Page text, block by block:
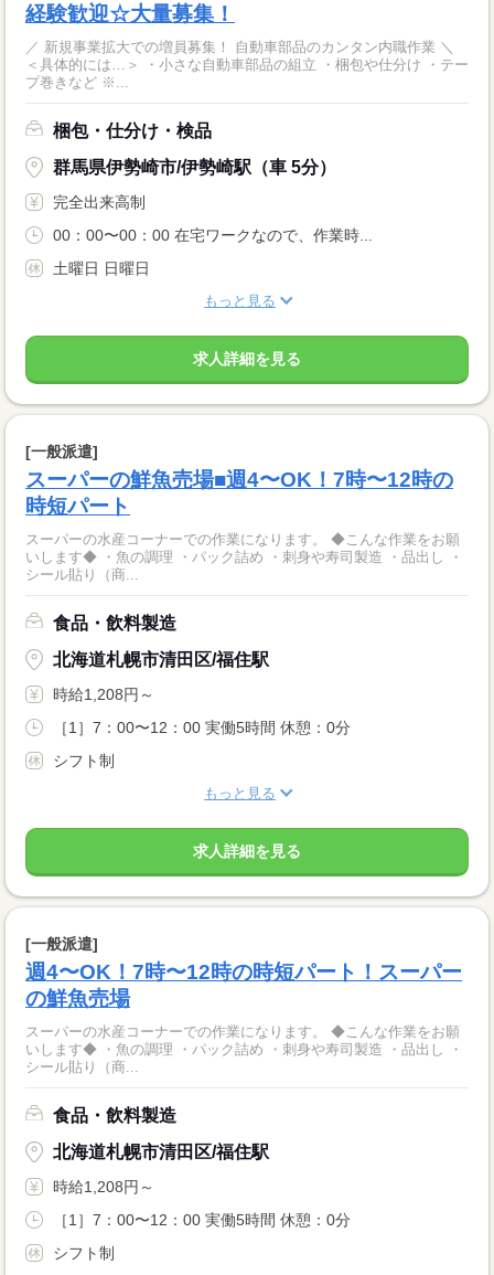
経験歓迎☆大量募集！
／ 新規事業拡大での増員募集！ 自動車部品のカンタン内職作業 ＼
＜具体的には…＞ ・小さな自動車部品の組立 ・梱包や仕分け ・テー
プ巻きなど ※...
梱包・仕分け・検品
群馬県伊勢崎市/伊勢崎駅（車 5分）
完全出来高制
00：00〜00：00 在宅ワークなので、作業時...
土曜日 日曜日
もっと見る
求人詳細を見る
[一般派遣]
スーパーの鮮魚売場■週4〜OK！7時〜12時の
時短パート
スーパーの水産コーナーでの作業になります。 ◆こんな作業をお願
いします◆ ・魚の調理 ・パック詰め ・刺身や寿司製造 ・品出し ・
シール貼り（商...
食品・飲料製造
北海道札幌市清田区/福住駅
時給1,208円～
［1］7：00〜12：00 実働5時間 休憩：0分
シフト制
もっと見る
求人詳細を見る
[一般派遣]
週4〜OK！7時〜12時の時短パート！スーパー
の鮮魚売場
スーパーの水産コーナーでの作業になります。 ◆こんな作業をお願
いします◆ ・魚の調理 ・パック詰め ・刺身や寿司製造 ・品出し ・
シール貼り（商...
食品・飲料製造
北海道札幌市清田区/福住駅
時給1,208円～
［1］7：00〜12：00 実働5時間 休憩：0分
シフト制